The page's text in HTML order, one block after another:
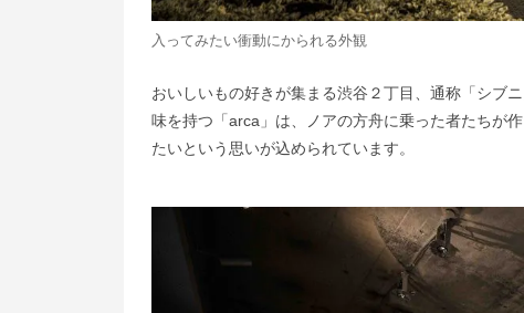
入ってみたい衝動にかられる外観
おいしいもの好きが集まる渋谷２丁目、通称「シブ
味を持つ「arca」は、ノアの方舟に乗った者たちが
たいという思いが込められています。